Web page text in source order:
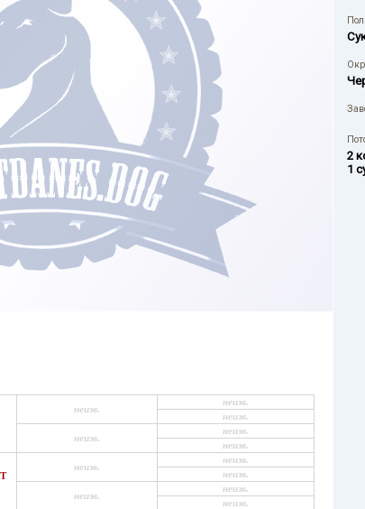
неизв.
неизв.
неизв.
неизв.
неизв.
неизв.
неизв.
неизв.
неизв.
неизв.
неизв.
неизв.
Пол:
2
1